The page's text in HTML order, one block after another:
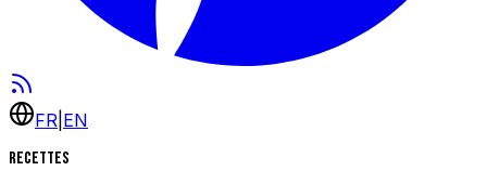
FR EN
Recettes